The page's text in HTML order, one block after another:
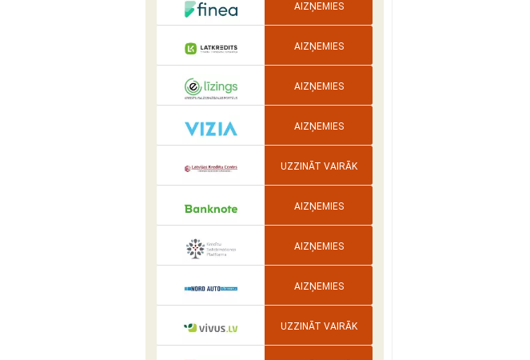
AIZŅEMIES
AIZŅEMIES
AIZŅEMIES
AIZŅEMIES
UZZINĀT VAIRĀK
AIZŅEMIES
AIZŅEMIES
AIZŅEMIES
UZZINĀT VAIRĀK